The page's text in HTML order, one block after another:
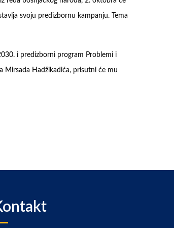
svoju predizbornu kampanju. Tema
i predizborni program Problemi i
Mirsada Hadžikadića, prisutni će mu